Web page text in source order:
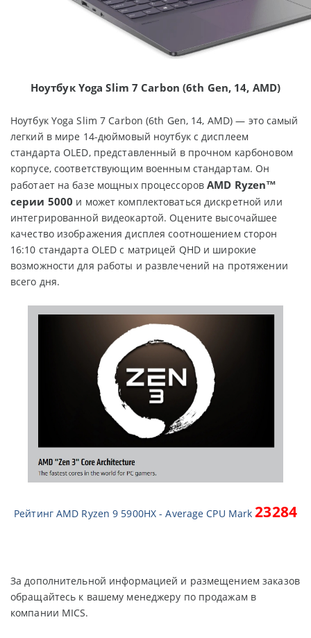
НоутбукYoga Slim 7 Carbon (6th Gen, 14, AMD)
Ноутбук Yoga Slim 7 Carbon (6th Gen, 14, AMD) — это самый
легкий в мире 14-дюймовый ноутбук с дисплеем
стандарта OLED, представленный в прочном карбоновом
корпусе, соответствующим военным стандартам. Он
работает на базе мощных процессоровAMD Ryzen™
серии 5000 и может комплектоваться дискретной или
интегрированной видеокартой. Оцените высочайшее
качество изображения дисплея соотношением сторон
16:10 стандарта OLED с матрицей QHD и широкие
возможности для работы и развлечений на протяжении
всего дня.
Рейтинг AMD Ryzen 9 5900HX -Average CPU Mark23284
За дополнительной информацией и размещением заказов
обращайтесь к вашему менеджеру по продажам в
компании MICS.